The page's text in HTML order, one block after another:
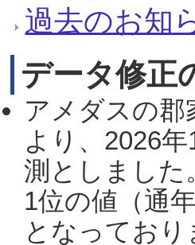
過去のお知
データ修正
アメダスの郡
より、2026
測としました
1位の値（通
となってお